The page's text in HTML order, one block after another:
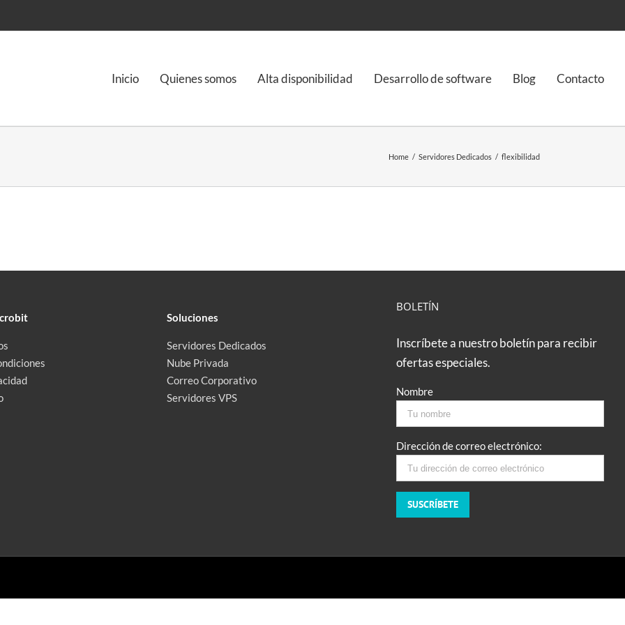
Inicio Quienes somos Alta disponibilidad Desarrollo de software Blog Contacto
Home / Servidores Dedicados / flexibilidad
Soluciones
Servidores Dedicados
Nube Privada
Correo Corporativo
Servidores VPS
BOLETÍN
Inscríbete a nuestro boletín para recibir
ofertas especiales.
Nombre
Dirección de correo electrónico: